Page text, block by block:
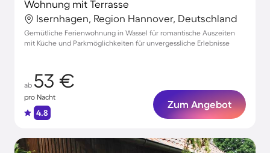
Wohnung mit Terrasse
Isernhagen, Region Hannover, Deutschland
Gemütliche Ferienwohnung in Wassel für romantische Auszeiten
mit Küche und Parkmöglichkeiten für unvergessliche Erlebnisse
ab 53 €
pro Nacht
4.8
Zum Angebot